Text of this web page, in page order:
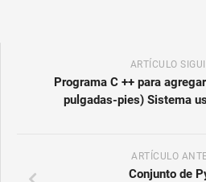
ARTÍCULO
Programa C ++ para
pulgadas-pies) Sistema
ARTÍCULO
Conjunto de